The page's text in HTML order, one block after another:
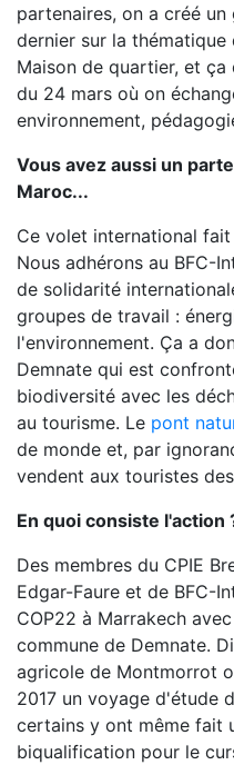
partenaires, on a créé
dernier sur la thématique
Maison de quartier, et
du 24 mars où on
environnement,
Vous avez aussi un
Maroc...
Ce volet international
Nous adhérons au BFC-
de solidarité
groupes de travail :
l'environnement. Ça a
Demnate qui est
biodiversité avec les
au tourisme. Le pont
de monde et, par
vendent aux touristes
En quoi consiste l'action
Des membres du CPIE
Edgar-Faure et de BFC-
COP22 à Marrakech
commune de Demnate.
agricole de Montmorrot
2017 un voyage d'étude
certains y ont même fait
biqualification pour le